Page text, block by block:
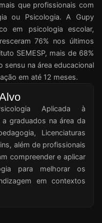
que profissionais com
ou Psicologia. A Gupy
em psicologia escolar,
76% nos últimos
SEMESP, mais de 68%
na área educacional
em até 12 meses.
Aplicada à
graduados na área da
Licenciaturas
além de profissionais
compreender e aplicar
para melhorar os
em contextos